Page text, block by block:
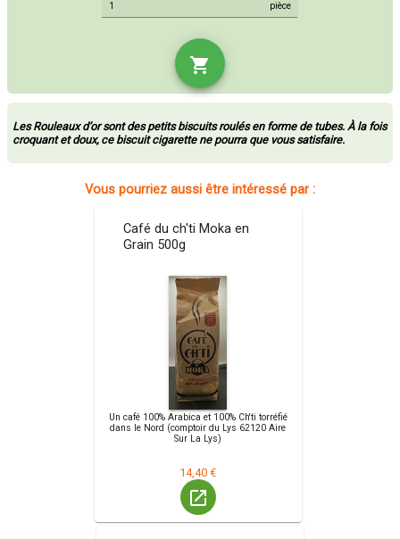
pièce
shopping_cart
Les Rouleaux d’or sont des petits biscuits roulés en forme de tubes. À la fois
croquant et doux, ce biscuit cigarette ne pourra que vous satisfaire.
Vous pourriez aussi être intéressé par :
Café du ch'ti Moka en
Grain 500g
Un café 100% Arabica et 100% Ch'ti torréfié
dans le Nord (comptoir du Lys 62120 Aire
Sur La Lys)
14,40 €
launch